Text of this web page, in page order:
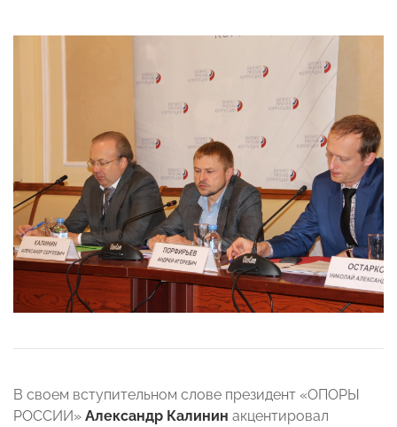
В своем вступительном слове президент «ОПОРЫ
РОССИИ» Александр Калинин акцентировал